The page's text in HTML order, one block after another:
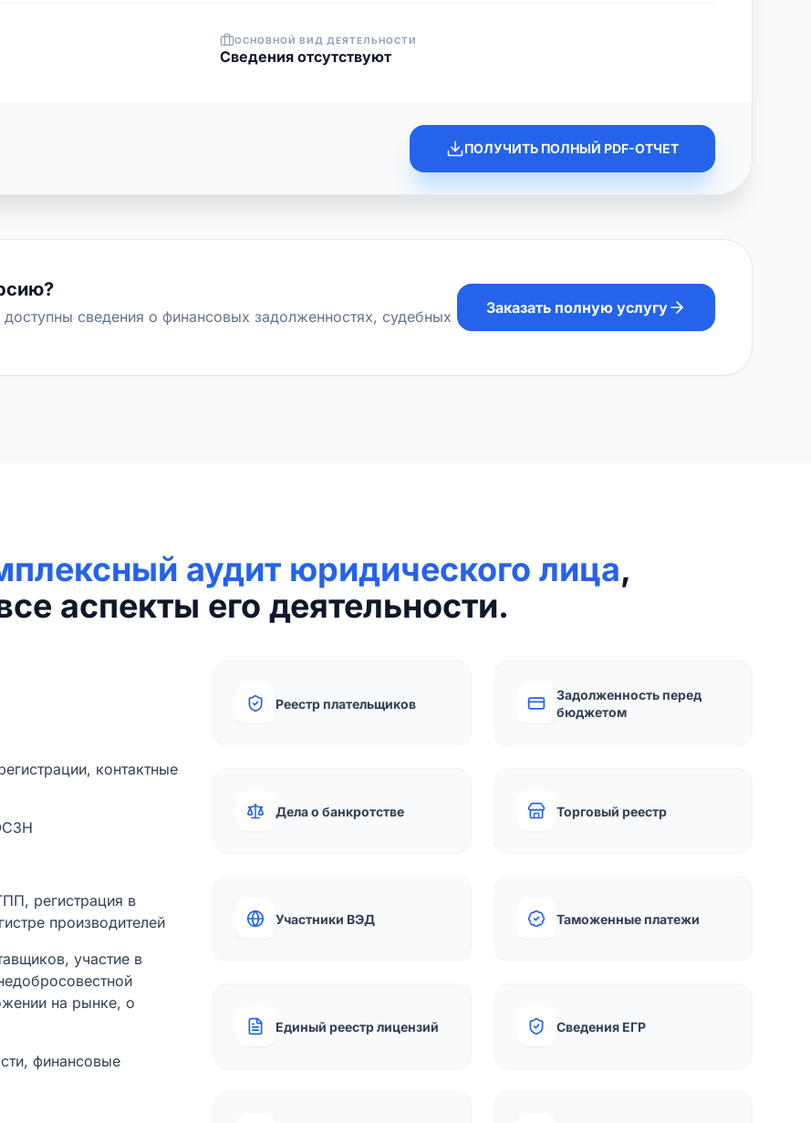
ОСНОВНОЙ ВИД ДЕЯТЕЛЬНОСТИ
Cведения отсутствуют
ПОЛУЧИТЬ ПОЛНЫЙ PDF-ОТЧЕТ
сведения о финансовых задолженностях, судебных
Заказать полную услугу
аудит юридического лица,
аспекты его деятельности.
контактные
регистрация в
производителей
участие в
на рынке, о
финансовые
Реестр плательщиков
Задолженность перед
бюджетом
Дела о банкротстве Торговый реестр
Участники ВЭД Таможенные платежи
Единый реестр лицензий Сведения ЕГР